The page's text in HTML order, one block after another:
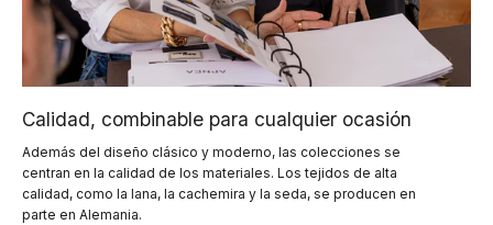
Calidad, combinable para cualquier ocasión
Además del diseño clásico y moderno, las colecciones se
centran en la calidad de los materiales. Los tejidos de alta
calidad, como la lana, la cachemira y la seda, se producen en
parte en Alemania.